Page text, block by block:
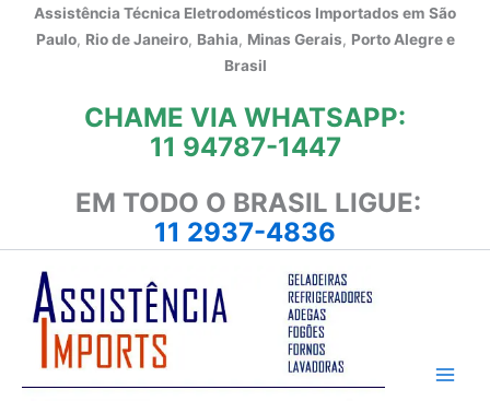
Assistência Técnica Eletrodomésticos Importados em São
Paulo, Rio de Janeiro, Bahia, Minas Gerais, Porto Alegre e
Brasil
CHAME VIA WHATSAPP:
11 94787-1447
EM TODO O BRASIL LIGUE:
11 2937-4836